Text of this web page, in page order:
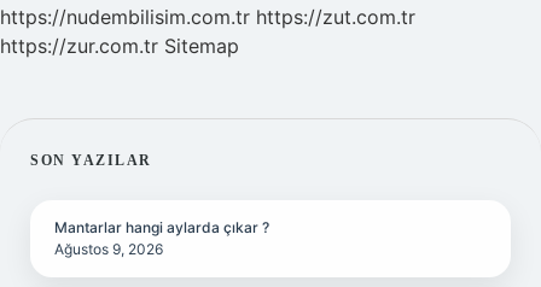
https://nudembilisim.com.tr https://zut.com.tr
https://zur.com.tr Sitemap
SIDEBAR
SON YAZILAR
Mantarlar hangi aylarda çıkar ?
Ağustos 9, 2026